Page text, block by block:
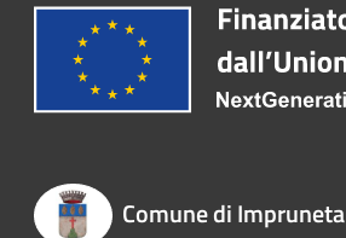
Comune di Impruneta